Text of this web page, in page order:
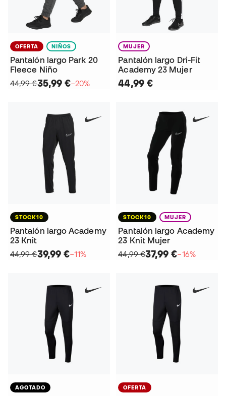
OFERTA NIÑOS
Pantalón largo Park 20
Fleece Niño
44,99 €35,99 €−20%
MUJER
Pantalón largo Dri-Fit
Academy 23 Mujer
44,99 €
STOCK10
Pantalón largo Academy
23 Knit
44,99 €39,99 €−11%
STOCK10 MUJER
Pantalón largo Academy
23 Knit Mujer
44,99 €37,99 €−16%
AGOTADO OFERTA